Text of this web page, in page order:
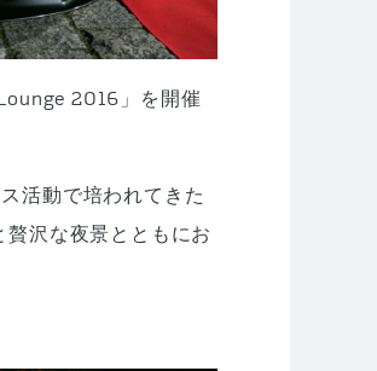
2016」を開催
活動で培われてきた
沢な夜景とともにお